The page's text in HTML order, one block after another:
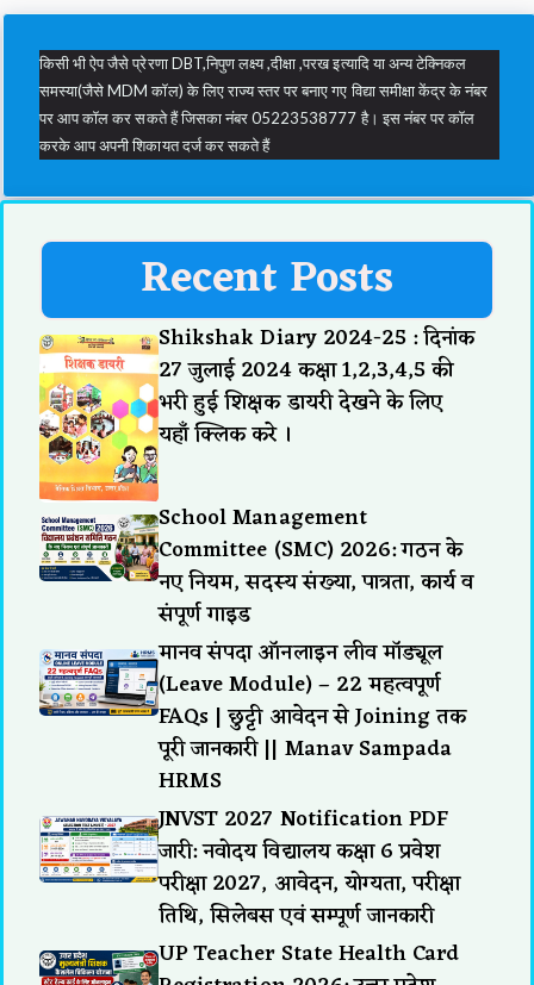
किसी भी ऐप जैसे प्रेरणा DBT,निपुण लक्ष्य ,दीक्षा ,परख इत्यादि या अन्य टेक्निकल
समस्या(जैसे MDM कॉल) के लिए राज्य स्तर पर बनाए गए विद्या समीक्षा केंद्र के नंबर
पर आप कॉल कर सकते हैं जिसका नंबर 05223538777 है। इस नंबर पर कॉल
करके आप अपनी शिकायत दर्ज कर सकते हैं
Recent Posts
Shikshak Diary 2024-25 : दिनांक
27 जुलाई 2024 कक्षा 1,2,3,4,5 की
भरी हुई शिक्षक डायरी देखने के लिए
यहाँ क्लिक करे ।
School Management
Committee (SMC) 2026: गठन के
नए नियम, सदस्य संख्या, पात्रता, कार्य व
संपूर्ण गाइड
मानव संपदा ऑनलाइन लीव मॉड्यूल
(Leave Module) – 22 महत्वपूर्ण
FAQs | छुट्टी आवेदन से Joining तक
पूरी जानकारी || Manav Sampada
HRMS
JNVST 2027 Notification PDF
जारी: नवोदय विद्यालय कक्षा 6 प्रवेश
परीक्षा 2027, आवेदन, योग्यता, परीक्षा
तिथि, सिलेबस एवं सम्पूर्ण जानकारी
UP Teacher State Health Card